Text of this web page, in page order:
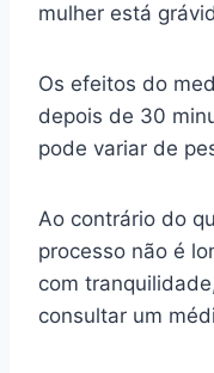
mulher está
Os efeitos do
depois de 30
pode variar de
Ao contrário do
processo não é
com
consultar um